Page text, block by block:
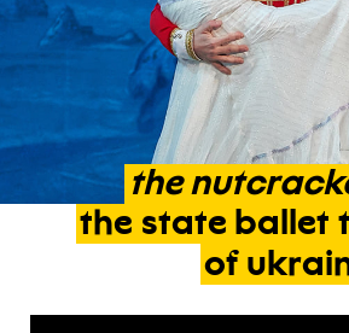
the
the state ballet
of